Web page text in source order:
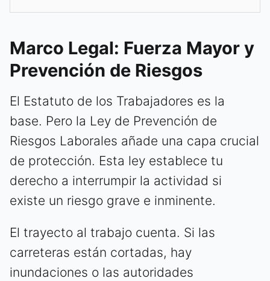
Marco Legal: Fuerza Mayor y
Prevención de Riesgos
El Estatuto de los Trabajadores es la
base. Pero la Ley de Prevención de
Riesgos Laborales añade una capa crucial
de protección. Esta ley establece tu
derecho a interrumpir la actividad si
existe un riesgo grave e inminente.
El trayecto al trabajo cuenta. Si las
carreteras están cortadas, hay
inundaciones o las autoridades